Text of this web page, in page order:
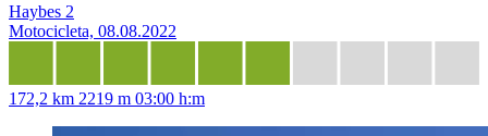
Haybes 2
Motocicleta, 08.08.2022
172,2 km 2219 m 03:00 h:m